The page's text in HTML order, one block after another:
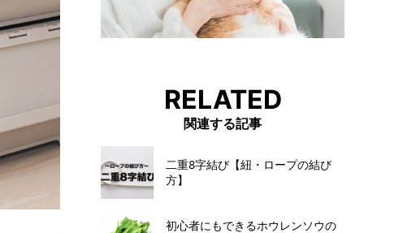
RELATED
関連する記事
二重8字結び【紐・ロープの結び
方】
初心者にもできるホウレンソウの